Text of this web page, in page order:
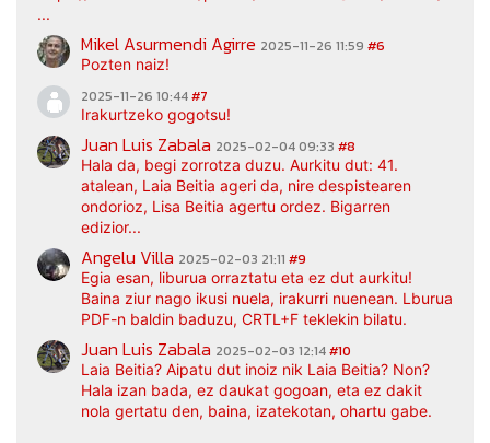
...
Mikel Asurmendi Agirre 2025-11-26 11:59 #6
Pozten naiz!
2025-11-26 10:44#7
Irakurtzeko gogotsu!
Juan Luis Zabala 2025-02-04 09:33 #8
Hala da, begi zorrotza duzu. Aurkitu dut: 41.
atalean, Laia Beitia ageri da, nire despistearen
ondorioz, Lisa Beitia agertu ordez. Bigarren
edizior...
Angelu Villa 2025-02-03 21:11 #9
Egia esan, liburua orraztatu eta ez dut aurkitu!
Baina ziur nago ikusi nuela, irakurri nuenean. Lburua
PDF-n baldin baduzu, CRTL+F teklekin bilatu.
Juan Luis Zabala 2025-02-03 12:14#10
Laia Beitia? Aipatu dut inoiz nik Laia Beitia? Non?
Hala izan bada, ez daukat gogoan, eta ez dakit
nola gertatu den, baina, izatekotan, ohartu gabe.